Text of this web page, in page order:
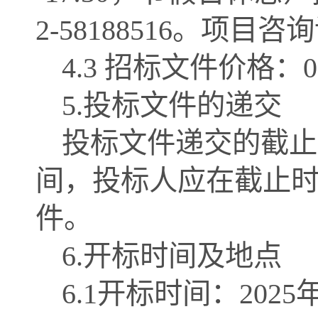
2-58188516。项目咨
4.3 招标文件价格：
5.投标文件的递交
投标文件递交的截
间，投标人应在截止
件。
6.开标时间及地点
6.1开标时间：2025